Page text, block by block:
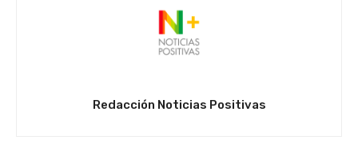
Redacción Noticias Positivas